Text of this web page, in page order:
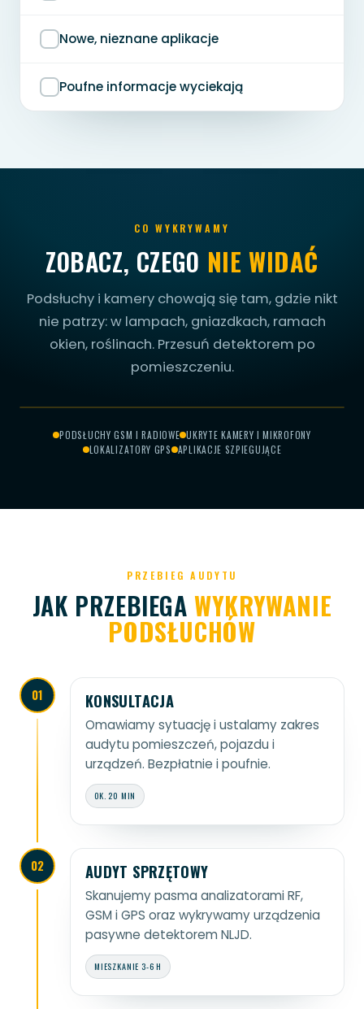
Nowe, nieznane aplikacje
Poufne informacje wyciekają
CO WYKRYWAMY
ZOBACZ, CZEGO NIE WIDAĆ
Podsłuchy i kamery chowają się tam, gdzie nikt
nie patrzy: w lampach, gniazdkach, ramach
okien, roślinach. Przesuń detektorem po
pomieszczeniu.
PODSŁUCHY GSM I RADIOWE UKRYTE KAMERY I MIKROFONY
LOKALIZATORY GPS APLIKACJE SZPIEGUJĄCE
PRZEBIEG AUDYTU
JAK PRZEBIEGAWYKRYWANIE
PODSŁUCHÓW
01 KONSULTACJA
Omawiamy sytuację i ustalamy zakres
audytu pomieszczeń, pojazdu i
urządzeń. Bezpłatnie i poufnie.
OK. 20 MIN
02 AUDYT SPRZĘTOWY
Skanujemy pasma analizatorami RF,
GSM i GPS oraz wykrywamy urządzenia
pasywne detektorem NLJD.
MIESZKANIE 3-6 H